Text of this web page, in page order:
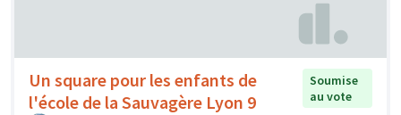
Un square pour les enfants de
l'école de la Sauvagère Lyon 9
Soumise
au vote